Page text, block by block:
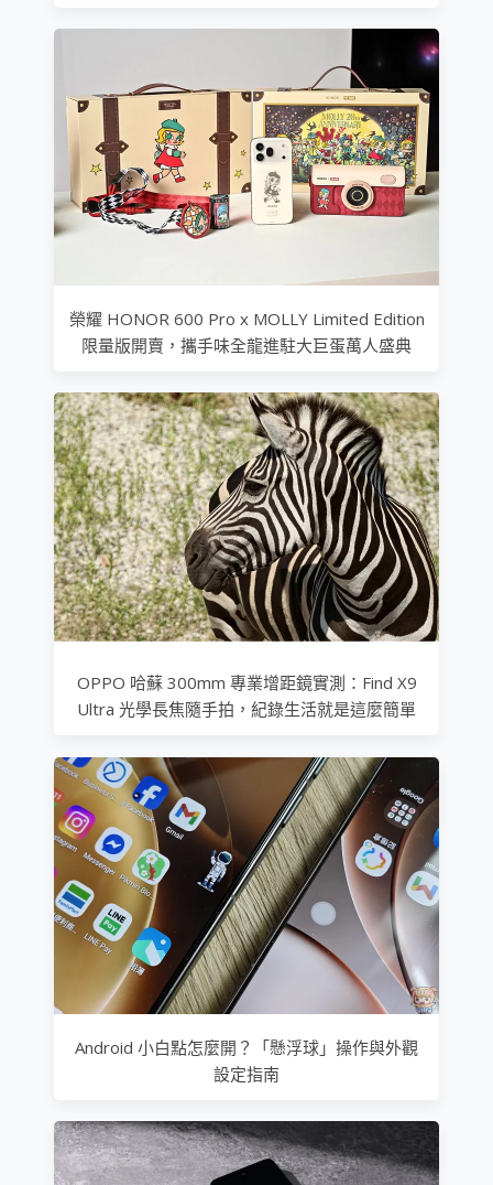
榮耀 HONOR 600 Pro x MOLLY Limited Edition
限量版開賣，攜手味全龍進駐大巨蛋萬人盛典
OPPO 哈蘇 300mm 專業增距鏡實測：Find X9
Ultra 光學長焦隨手拍，紀錄生活就是這麼簡單
Android 小白點怎麼開？「懸浮球」操作與外觀
設定指南